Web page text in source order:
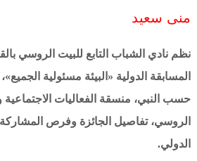
منى سعيد
نظم نادي الشباب التابع للبيت الروسي
المسابقة الدولية «البيئة مسئولية
حسب النبي، منسقة الفعاليات الاجتماعية
الروسي، تفاصيل الجائزة وفرص
الدولي.